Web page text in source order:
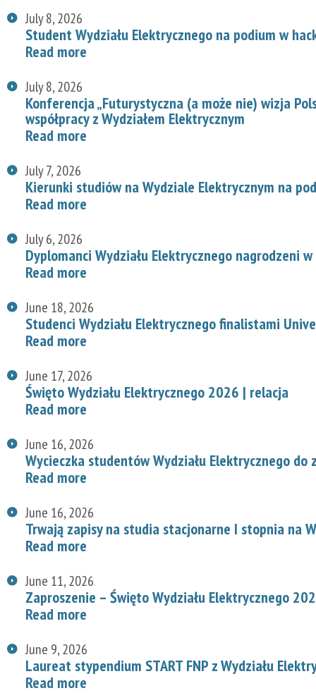
July 8, 2026
Student Wydziału Elektrycznego na podium w
Read more
July 8, 2026
Konferencja „Futurystyczna (a może nie) wizja
współpracy z Wydziałem Elektrycznym
Read more
July 7, 2026
Kierunki studiów na Wydziale Elektrycznym na
Read more
July 6, 2026
Dyplomanci Wydziału Elektrycznego nagrodzeni
Read more
June 18, 2026
Studenci Wydziału Elektrycznego finalistami
Read more
June 17, 2026
Święto Wydziału Elektrycznego 2026 | relacja
Read more
June 16, 2026
Wycieczka studentów Wydziału Elektrycznego
Read more
June 16, 2026
Trwają zapisy na studia stacjonarne I stopnia na
Read more
June 11, 2026
Zaproszenie – Święto Wydziału Elektrycznego
Read more
June 9, 2026
Laureat stypendium START FNP z Wydziału
Read more